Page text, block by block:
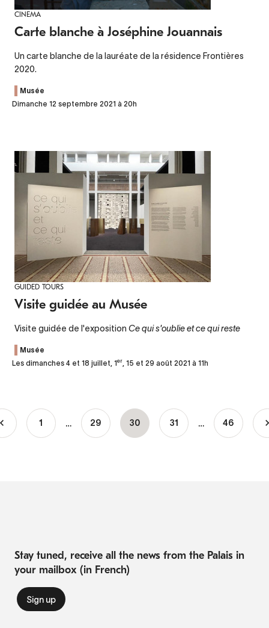
CINEMA
Carte blanche à Joséphine Jouannais
Un carte blanche de la lauréate de la résidence Frontières
2020.
Musée
Dimanche 12 septembre 2021 à 20h
GUIDED TOURS
Visite guidée au Musée
Visite guidée de l'exposition Ce qui s'oublie et ce qui reste
Musée
Les dimanches 4 et 18 juillet, 1er , 15 et 29 août 2021 à 11h
Pagination
1 … Page
29 Current
30 Page
31 … 46
Stay tuned, receive all the news from the Palais in
your mailbox (in French)